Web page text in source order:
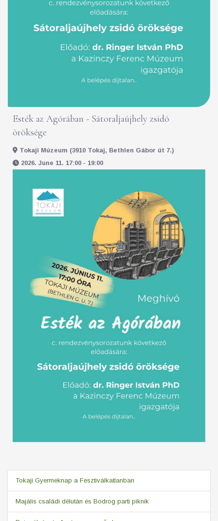
Esték az Agórában - Sátoraljaújhely zsidó
öröksége
Tokaji Múzeum (3910 Tokaj, Bethlen Gábor út 7.)
2026. June 11. 17:00 - 19:00
Tokaji Gyermeknap a Fesztiválkatlanban
Majális családi délután és Bodrog parti piknik